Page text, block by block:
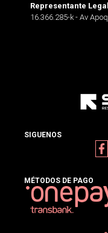
Representante
16.366.285-k - Av
SIGUENOS
MÉTODOS DE PAGO